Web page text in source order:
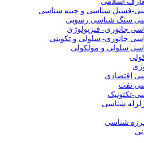
فسیل شناسی و چینه شناسی
سنگ شناسی رسوبی
جانوری- فیزیولوژی
جانوری- سلولی و تکوینی
سلولی و مولکولی
اقتصادی
نفت
تکتونیک
شناسی
شناسی